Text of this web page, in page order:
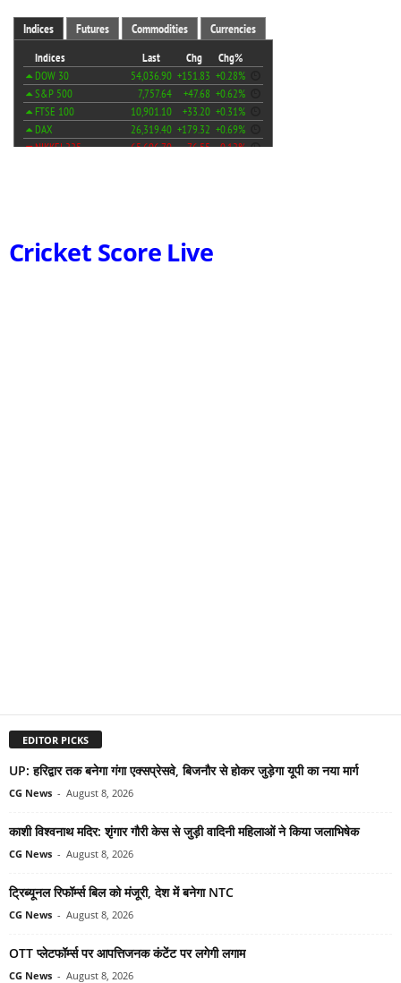
Cricket Score Live
EDITOR PICKS
UP: हरिद्वार तक बनेगा गंगा एक्सप्रेसवे, बिजनौर से होकर जुड़ेगा यूपी का नया मार्ग
CG News - August 8, 2026
काशी विश्वनाथ मदिर: शृंगार गौरी केस से जुड़ी वादिनी महिलाओं ने किया जलाभिषेक
CG News - August 8, 2026
ट्रिब्यूनल रिफॉर्म्स बिल को मंजूरी, देश में बनेगा NTC
CG News - August 8, 2026
OTT प्लेटफॉर्म्स पर आपत्तिजनक कंटेंट पर लगेगी लगाम
CG News - August 8, 2026